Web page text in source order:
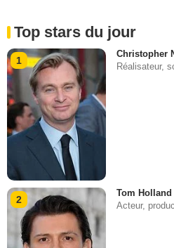
Top stars du jour
1
Christopher
Réalisateur,
2
Tom Holland
Acteur,